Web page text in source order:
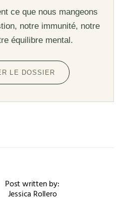
ce que nous mangeons
notre immunité, notre
équilibre mental.
LE DOSSIER
Post written by:
Jessica Rollero